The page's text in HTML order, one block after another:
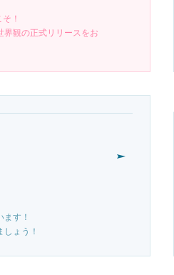
！
界観の正式リリースをお
す！
ょう！